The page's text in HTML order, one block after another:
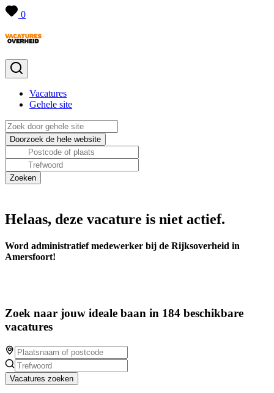
0
Vacatures
Gehele site
Helaas, deze vacature is niet actief.
Word administratief medewerker bij de Rijksoverheid in
Amersfoort!
Zoek naar jouw ideale baan in 184 beschikbare
vacatures
Vacatures zoeken